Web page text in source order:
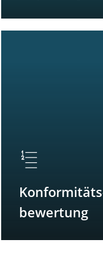
bewertung